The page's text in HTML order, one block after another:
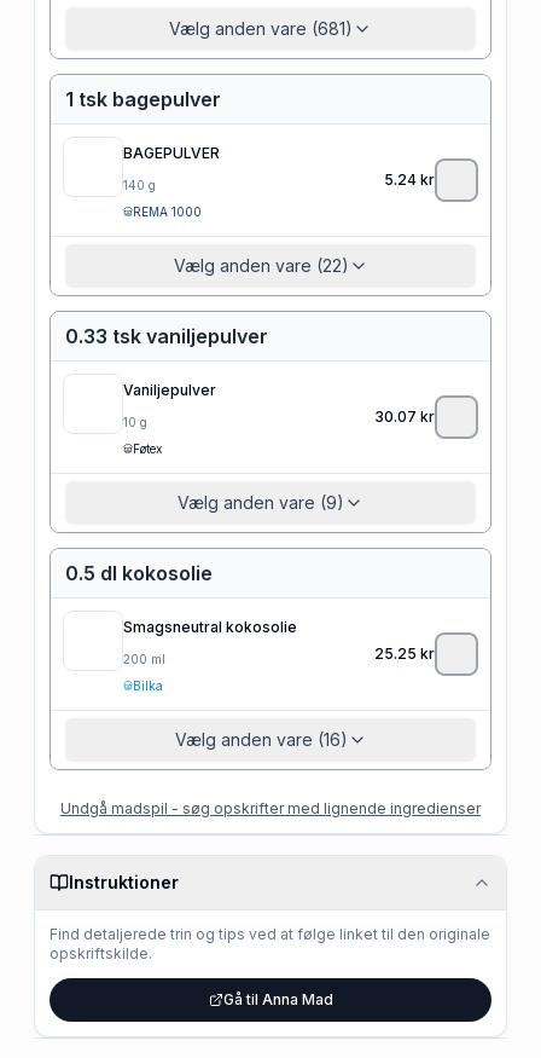
Vælg anden vare (681)
1 tsk bagepulver
BAGEPULVER
140 g
REMA 1000
5.24 kr
Vælg anden vare (22)
0.33 tsk vaniljepulver
Vaniljepulver
10 g
Føtex
30.07 kr
Vælg anden vare (9)
0.5 dl kokosolie
Smagsneutral kokosolie
200 ml
Bilka
25.25 kr
Vælg anden vare (16)
Undgå madspil - søg opskrifter med lignende ingredienser
Instruktioner
Find detaljerede trin og tips ved at følge linket til den originale
opskriftskilde.
Gå til Anna Mad